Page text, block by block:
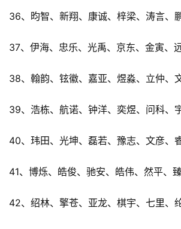
36、昀智、新翔、康诚、梓梁、涛言、
37、伊海、忠乐、光禹、京东、金寅、
38、翰韵、铉徽、嘉亚、煜淼、立仲、
39、浩栋、航诺、钟洋、奕煜、问科、
40、玮田、光坤、磊若、豫志、文彦、
41、博烁、皓俊、驰安、皓伟、然平、
42、绍林、擎苍、亚龙、棋宇、七里、